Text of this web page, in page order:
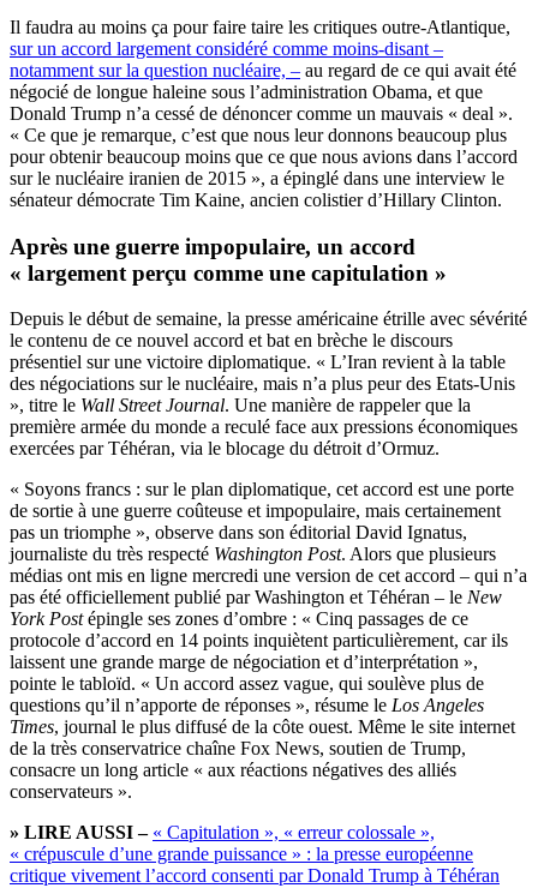
Il faudra au moins ça pour faire taire les critiques outre-Atlantique,
sur un accord largement considéré comme moins-disant –
notamment sur la question nucléaire, – au regard de ce qui avait été
négocié de longue haleine sous l’administration Obama, et que
Donald Trump n’a cessé de dénoncer comme un mauvais « deal ».
« Ce que je remarque, c’est que nous leur donnons beaucoup plus
pour obtenir beaucoup moins que ce que nous avions dans l’accord
sur le nucléaire iranien de 2015 », a épinglé dans une interview le
sénateur démocrate Tim Kaine, ancien colistier d’Hillary Clinton.
Après une guerre impopulaire, un accord
« largement perçu comme une capitulation »
Depuis le début de semaine, la presse américaine étrille avec sévérité
le contenu de ce nouvel accord et bat en brèche le discours
présentiel sur une victoire diplomatique. « L’Iran revient à la table
des négociations sur le nucléaire, mais n’a plus peur des Etats-Unis
», titre le Wall Street Journal. Une manière de rappeler que la
première armée du monde a reculé face aux pressions économiques
exercées par Téhéran, via le blocage du détroit d’Ormuz.
« Soyons francs : sur le plan diplomatique, cet accord est une porte
de sortie à une guerre coûteuse et impopulaire, mais certainement
pas un triomphe », observe dans son éditorial David Ignatus,
journaliste du très respecté Washington Post. Alors que plusieurs
médias ont mis en ligne mercredi une version de cet accord – qui n’a
pas été officiellement publié par Washington et Téhéran – le New
York Postépingle ses zones d’ombre : « Cinq passages de ce
protocole d’accord en 14 points inquiètent particulièrement, car ils
laissent une grande marge de négociation et d’interprétation »,
pointe le tabloïd. « Un accord assez vague, qui soulève plus de
questions qu’il n’apporte de réponses », résume le Los Angeles
Times, journal le plus diffusé de la côte ouest. Même le site internet
de la très conservatrice chaîne Fox News, soutien de Trump,
consacre un long article « aux réactions négatives des alliés
conservateurs ».
» LIRE AUSSI – « Capitulation », « erreur colossale »,
« crépuscule d’une grande puissance » : la presse européenne
critique vivement l’accord consenti par Donald Trump à Téhéran